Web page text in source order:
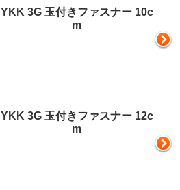
YKK 3G 玉付きファスナー 10c
m
YKK 3G 玉付きファスナー 12c
m